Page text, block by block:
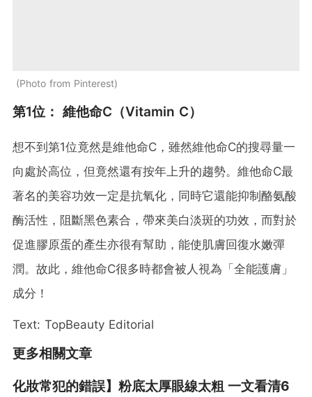
Photo from Pinterest
第1位： 維他命C（Vitamin C）
想不到第1位竟然是維他命C，雖然維他命C的搜尋量一
向處於高位，但竟然還有按年上升的趨勢。維他命C最
著名的美容功效一定是抗氧化，同時它還能抑制酪氨酸
酶活性，阻斷黑色素合，帶來美白淡斑的功效，而對於
促進膠原蛋的產生亦很有幫助，能使肌膚回復水嫩彈
潤。故此，維他命C很多時都會被人視為「全能護膚」
成分！
Text: TopBeauty Editorial
更多相關文章
化妝常犯的錯誤】粉底太厚眼線太粗 一文看清6